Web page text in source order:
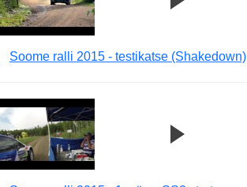
Soome ralli 2015 - testikatse (Shakedown)